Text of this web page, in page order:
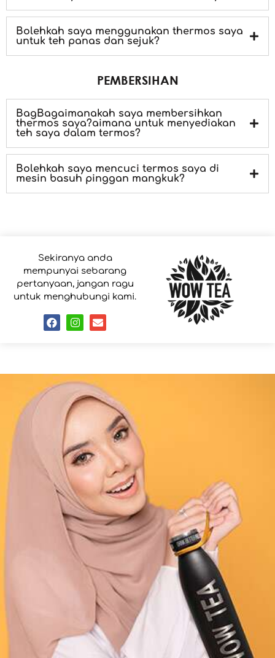
Bolehkah saya menggunakan thermos saya
untuk teh panas dan sejuk?
PEMBERSIHAN
BagBagaimanakah saya membersihkan
thermos saya?aimana untuk menyediakan
teh saya dalam termos?
Bolehkah saya mencuci termos saya di
mesin basuh pinggan mangkuk?
Sekiranya anda
mempunyai sebarang
pertanyaan, jangan ragu
untuk menghubungi kami.